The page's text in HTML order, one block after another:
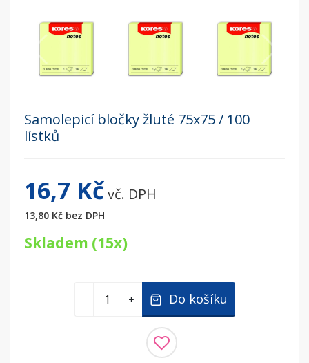
Samolepicí bločky žluté 75x75 / 100
lístků
16,7 Kčvč. DPH
13,80 Kč bez DPH
Skladem (15x)
- + Do košíku